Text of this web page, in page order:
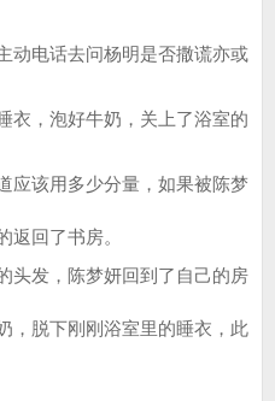
电话去问杨明是否撒谎亦或
，泡好牛奶，关上了浴室的
该用多少分量，如果被陈梦
返回了书房。
发，陈梦妍回到了自己的房
，脱下刚刚浴室里的睡衣，此